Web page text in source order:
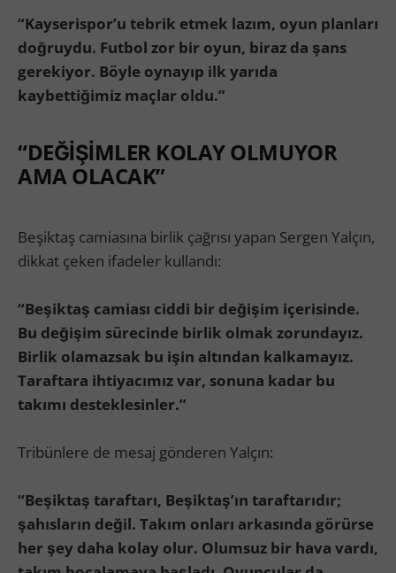
“Kayserispor’u tebrik etmek lazım, oyun planları
doğruydu. Futbol zor bir oyun, biraz da şans
gerekiyor. Böyle oynayıp ilk yarıda
kaybettiğimiz maçlar oldu.”
“DEĞİŞİMLER KOLAY OLMUYOR
AMA OLACAK”
Beşiktaş camiasına birlik çağrısı yapan Sergen Yalçın,
dikkat çeken ifadeler kullandı:
“Beşiktaş camiası ciddi bir değişim içerisinde.
Bu değişim sürecinde birlik olmak zorundayız.
Birlik olamazsak bu işin altından kalkamayız.
Taraftara ihtiyacımız var, sonuna kadar bu
takımı desteklesinler.”
Tribünlere de mesaj gönderen Yalçın:
“Beşiktaş taraftarı, Beşiktaş’ın taraftarıdır;
şahısların değil. Takım onları arkasında görürse
her şey daha kolay olur. Olumsuz bir hava vardı,